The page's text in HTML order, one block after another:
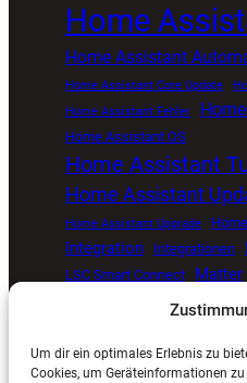
Um dir ein optimales Erlebnis zu
Cookies, um Geräteinformationen
Home
Home Assistant
Home Assistant Core Update
Home Assistant Fehler
Home Assistant OS
Home Assistant
Home Assistant
Home Assistant Upgrade
Integration Integrationen
LSC Smart Connect Matter
open source
Smart Home